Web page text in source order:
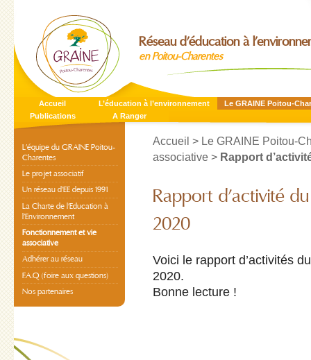
Réseau d’éducation à
en Poitou-Charentes
Accueil L’éducation à l’environnement
Le GRAINE Poitou-
Publications
A Ranger
Accueil > Le GRAINE Poitou-
associative > Rapport
Rapport d’activité
2020
Voici le rapport d’activités
2020.
Bonne lecture !
L’équipe du GRAINE Poitou-
Charentes
Le projet associatif
Un réseau d’EE depuis 1991
La Charte de l’Education à
l’Environnement
Fonctionnement et vie
associative
Adhérer au réseau
F.A.Q (foire aux questions)
Nos partenaires